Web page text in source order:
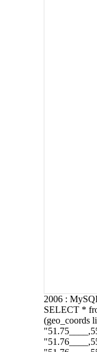
2006 :
SELECT *
(geo_coords